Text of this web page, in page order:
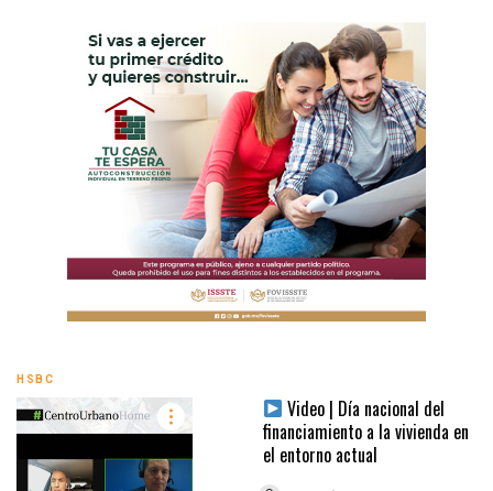
HSBC
Video | Día nacional del
financiamiento a la vivienda en
el entorno actual